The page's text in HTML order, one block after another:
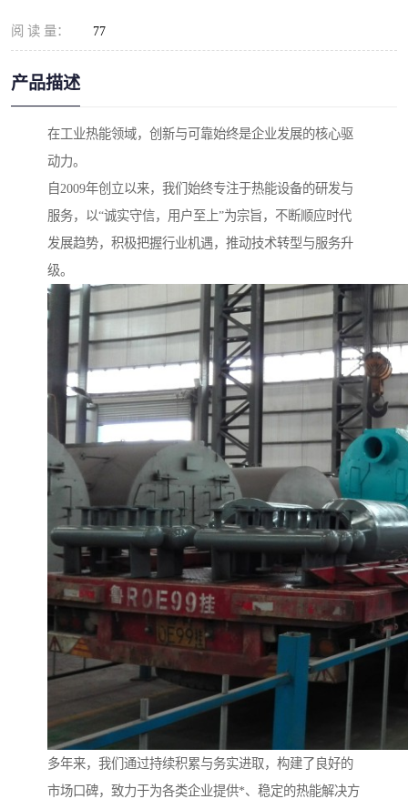
阅 读 量： 77
产品描述
在工业热能领域，创新与可靠始终是企业发展的核心驱
动力。
自2009年创立以来，我们始终专注于热能设备的研发与
服务，以“诚实守信，用户至上”为宗旨，不断顺应时代
发展趋势，积极把握行业机遇，推动技术转型与服务升
级。
多年来，我们通过持续积累与务实进取，构建了良好的
市场口碑，致力于为各类企业提供*、稳定的热能解决方